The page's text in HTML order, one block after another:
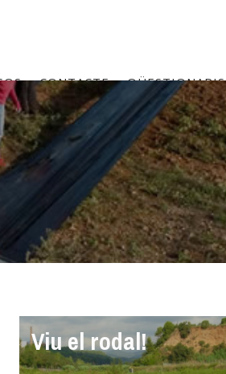
CONTACTE QÜESTIONARIS
Viu el rodal!